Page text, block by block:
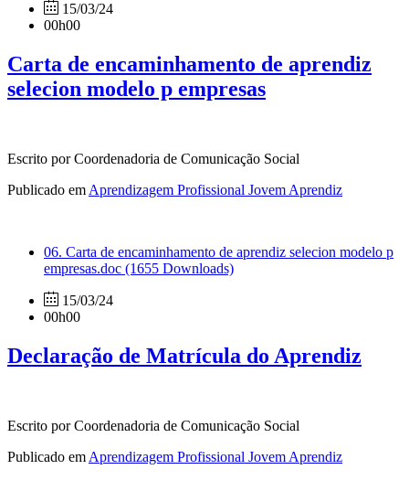
15/03/24
00h00
Carta de encaminhamento de aprendiz
selecion modelo p empresas
Escrito por Coordenadoria de Comunicação Social
Publicado em Aprendizagem Profissional Jovem Aprendiz
06. Carta de encaminhamento de aprendiz selecion modelo p
empresas.doc (1655 Downloads)
15/03/24
00h00
Declaração de Matrícula do Aprendiz
Escrito por Coordenadoria de Comunicação Social
Publicado em Aprendizagem Profissional Jovem Aprendiz